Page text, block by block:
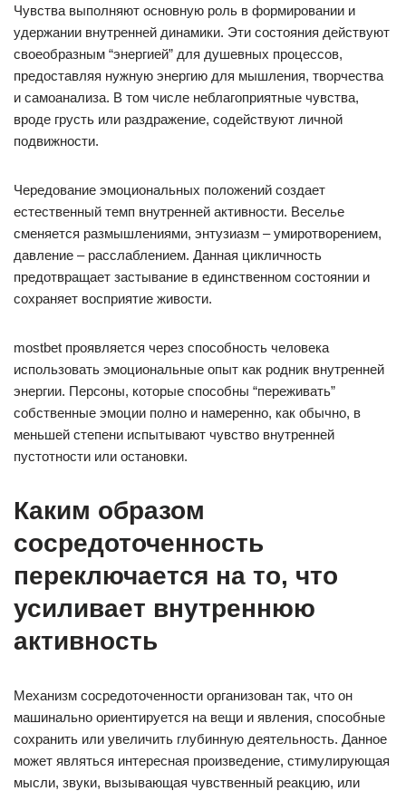
Чувства выполняют основную роль в формировании и
удержании внутренней динамики. Эти состояния действуют
своеобразным “энергией” для душевных процессов,
предоставляя нужную энергию для мышления, творчества
и самоанализа. В том числе неблагоприятные чувства,
вроде грусть или раздражение, содействуют личной
подвижности.
Чередование эмоциональных положений создает
естественный темп внутренней активности. Веселье
сменяется размышлениями, энтузиазм – умиротворением,
давление – расслаблением. Данная цикличность
предотвращает застывание в единственном состоянии и
сохраняет восприятие живости.
mostbet проявляется через способность человека
использовать эмоциональные опыт как родник внутренней
энергии. Персоны, которые способны “переживать”
собственные эмоции полно и намеренно, как обычно, в
меньшей степени испытывают чувство внутренней
пустотности или остановки.
Каким образом
сосредоточенность
переключается на то, что
усиливает внутреннюю
активность
Механизм сосредоточенности организован так, что он
машинально ориентируется на вещи и явления, способные
сохранить или увеличить глубинную деятельность. Данное
может являться интересная произведение, стимулирующая
мысли, звуки, вызывающая чувственный реакцию, или